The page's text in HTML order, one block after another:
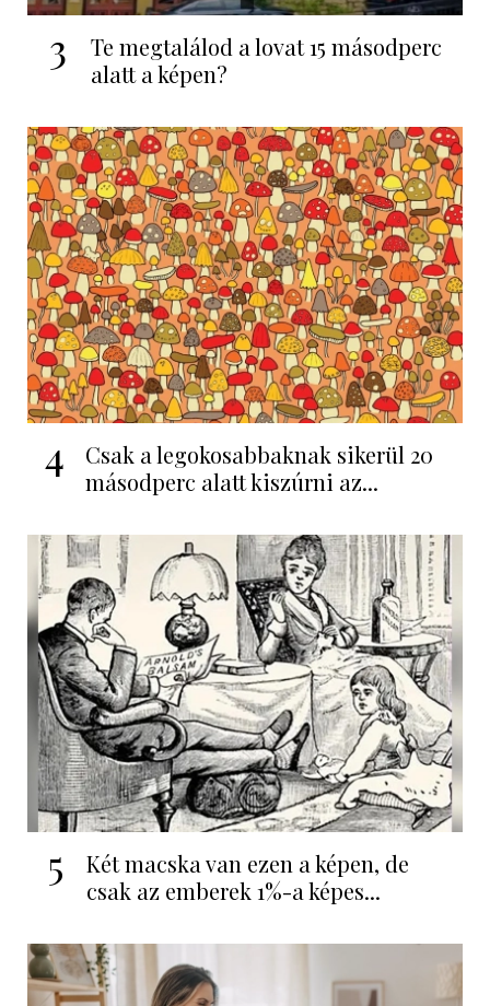
3
Te megtalálod a lovat 15 másodperc
alatt a képen?
4
Csak a legokosabbaknak sikerül 20
másodperc alatt kiszúrni az...
5
Két macska van ezen a képen, de
csak az emberek 1%-a képes...